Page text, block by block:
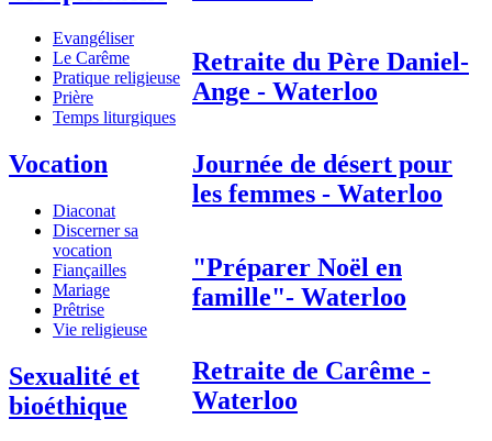
Evangéliser
Le Carême
Pratique religieuse
Prière
Temps liturgiques
Vocation
Diaconat
Discerner sa
vocation
Fiançailles
Mariage
Prêtrise
Vie religieuse
Sexualité et
bioéthique
Retraite du Père Daniel-
Ange - Waterloo
Journée de désert pour
les femmes - Waterloo
"Préparer Noël en
famille"- Waterloo
Retraite de Carême -
Waterloo